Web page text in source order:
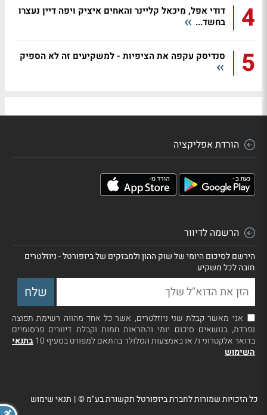
4
דודי אפל, מיכאל קליינר והאחים איציק ויפה דיין נעצרו
בחשד...
5 סנדיסק עקפה את הציפיות - למשקיעים זה לא הספיק
הורדת אפליקציה
הרשמה לדיוור
הירשם לסיכום היומי של שוק ההון ולמבזקים של ביזפורטל - ניוזלטרים
חובה לכל משקיע
אני מאשר קבלת שני ניוזלטרים, אשר כל אחד מהווה רשימת תפוצה
נפרדת, בנושאים סיכום יומי והתראות חמות וקבלת דיוורים פרסומיים
בדואר אלקטרוני ו/ או באמצעות הסלולר בהתאם למפורט בסעיף 10
בתנאי
השימוש
כל הזכויות שמורות לחברת ביזפורטל תקשורת בע"מ ©| תנאי שימוש